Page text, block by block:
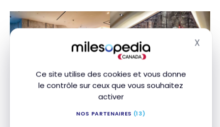
Ce site utilise des cookies et vous donne
le contrôle sur ceux que vous souhaitez
activer
NOS PARTENAIRES (13)
X